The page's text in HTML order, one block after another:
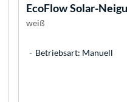
EcoFlowSolar-
weiß
Betriebsart: Manuell